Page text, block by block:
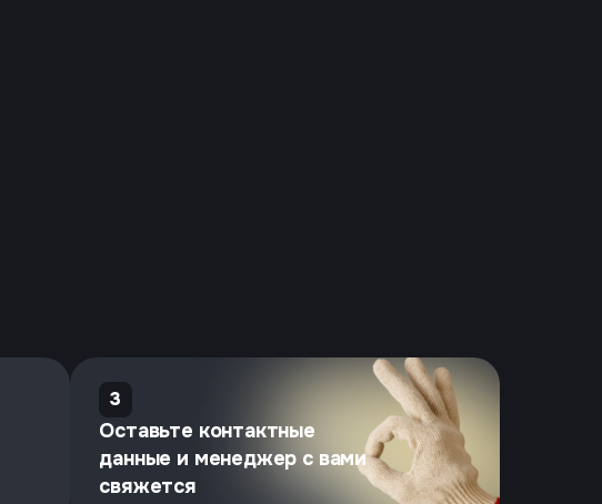
3
Оставьте контактные
данные и менеджер с вами
свяжется